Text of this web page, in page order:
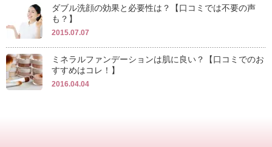
ダブル洗顔の効果と必要性は？【口コミでは不要の声
も？】
2015.07.07
ミネラルファンデーションは肌に良い？【口コミでのお
すすめはコレ！】
2016.04.04